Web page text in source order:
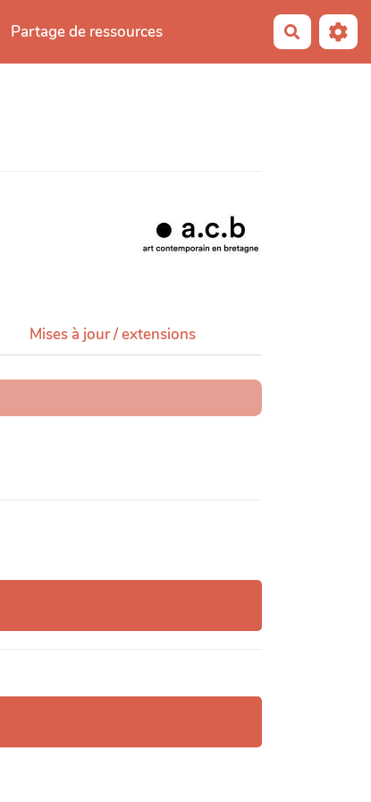
Partage de ressources
Mises à jour / extensions